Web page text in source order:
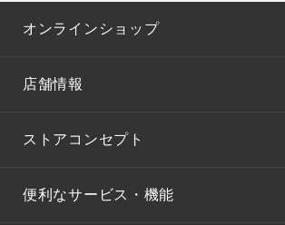
オンラインショップ
店舗情報
ストアコンセプト
便利なサービス・機能